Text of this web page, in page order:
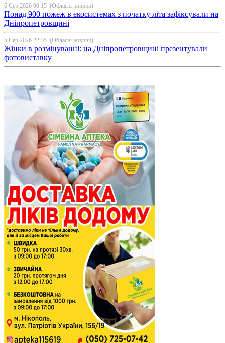
6 Сер 2026 00:15 (Обласні новини)
Понад 900 пожеж в екосистемах з початку літа зафіксували на
Дніпропетровщині
5 Сер 2026 22:35 (Обласні новини)
Жінки в розмінуванні: на Дніпропетровщині презентували
фотовиставку